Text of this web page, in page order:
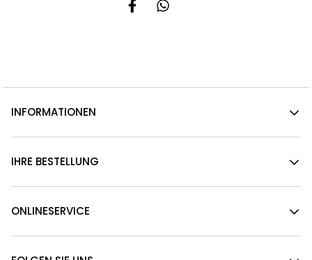
INFORMATIONEN
IHRE BESTELLUNG
ONLINESERVICE